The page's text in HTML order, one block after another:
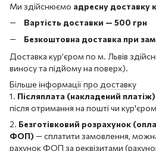
Ми здійснюємо адресну доставку
Вартість доставки — 500 грн
Безкоштовна доставка при
Доставка кур’єром по м. Львів
виносу та підйому на поверх).
Більше інформації про доставку
1. Післяплата (накладений платіж)
після отримання на пошті чи
2. Безготівковий розрахунок
ФОП) — сплатити замовлення,
рахунок ФОП за реквізитами